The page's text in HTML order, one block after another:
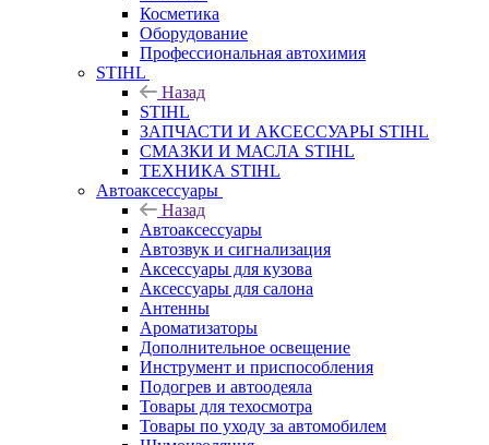
Косметика
Оборудование
Профессиональная автохимия
STIHL
Назад
STIHL
ЗАПЧАСТИ И АКСЕССУАРЫ STIHL
СМАЗКИ И МАСЛА STIHL
ТЕХНИКА STIHL
Автоаксессуары
Назад
Автоаксессуары
Автозвук и сигнализация
Аксессуары для кузова
Аксессуары для салона
Антенны
Ароматизаторы
Дополнительное освещение
Инструмент и приспособления
Подогрев и автоодеяла
Товары для техосмотра
Товары по уходу за автомобилем